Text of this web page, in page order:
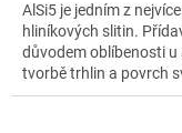
z
5
hvězdiček.
AlSi5 je jedním z
hliníkových slitin.
důvodem oblíbenosti u
tvorbě trhlin a povrch
Tepelně se